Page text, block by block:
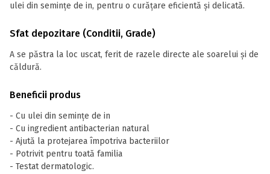
ulei din semințe de in, pentru o curățare eficientă și delicată.
Sfat depozitare (Conditii, Grade)
A se păstra la loc uscat, ferit de razele directe ale soarelui și de
căldură.
Beneficii produs
- Cu ulei din semințe de in
- Cu ingredient antibacterian natural
- Ajută la protejarea împotriva bacteriilor
- Potrivit pentru toată familia
- Testat dermatologic.